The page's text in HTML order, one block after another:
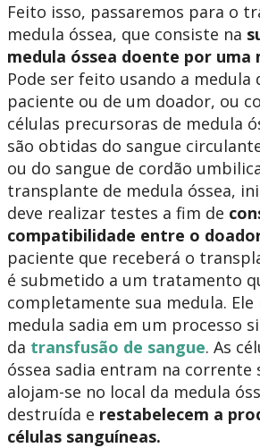
Feito isso, passaremos para o
medula óssea, que consiste na
medula óssea doente por uma
Pode ser feito usando a
paciente ou de um doador, ou
células precursoras de medula
são obtidas do sangue
ou do sangue de cordão
transplante de medula óssea,
deve realizar testes a fim de
compatibilidade entre o
paciente que receberá o
é submetido a um tratamento
completamente sua medula.
medula sadia em um processo
da transfusão de sangue. As
óssea sadia entram na corrente
alojam-se no local da medula
destruída e restabelecem a
células sanguíneas.